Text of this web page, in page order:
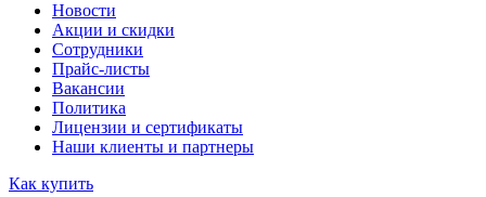
Новости
Акции и скидки
Сотрудники
Прайс-листы
Вакансии
Политика
Лицензии и сертификаты
Наши клиенты и партнеры
Как купить